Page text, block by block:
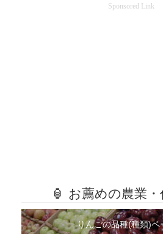
Sponsored Link
🏮 お薦めの農業・
りんごの品種(種類)ペ